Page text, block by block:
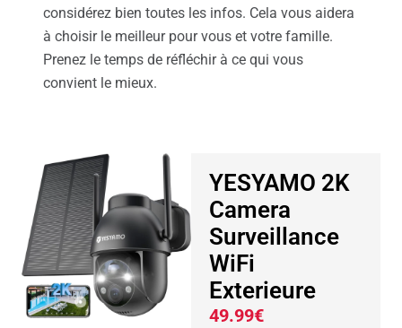
considérez bien toutes les infos. Cela vous aidera
à choisir le meilleur pour vous et votre famille.
Prenez le temps de réfléchir à ce qui vous
convient le mieux.
YESYAMO 2K
Camera
Surveillance
WiFi
Exterieure
49.99€